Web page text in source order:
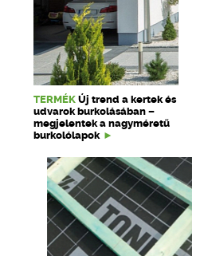
TERMÉK Új trend a kertek és
udvarok burkolásában –
megjelentek a nagyméretű
burkolólapok